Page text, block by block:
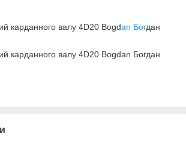
карданного валу 4D20 Bogdan Богдан
карданного валу 4D20 Bogdan Богдан